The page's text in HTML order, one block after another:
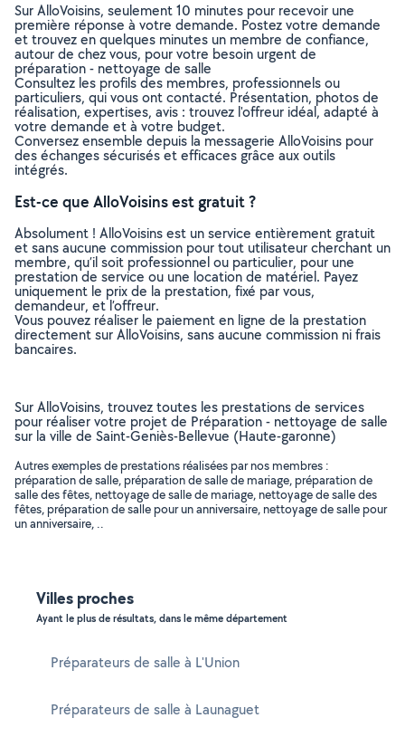
Sur AlloVoisins, seulement 10 minutes pour recevoir une
première réponse à votre demande. Postez votre demande
et trouvez en quelques minutes un membre de confiance,
autour de chez vous, pour votre besoin urgent de
préparation - nettoyage de salle
Consultez les profils des membres, professionnels ou
particuliers, qui vous ont contacté. Présentation, photos de
réalisation, expertises, avis : trouvez l'offreur idéal, adapté à
votre demande et à votre budget.
Conversez ensemble depuis la messagerie AlloVoisins pour
des échanges sécurisés et efficaces grâce aux outils
intégrés.
Est-ce que AlloVoisins est gratuit ?
Absolument ! AlloVoisins est un service entièrement gratuit
et sans aucune commission pour tout utilisateur cherchant un
membre, qu’il soit professionnel ou particulier, pour une
prestation de service ou une location de matériel. Payez
uniquement le prix de la prestation, fixé par vous,
demandeur, et l’offreur.
Vous pouvez réaliser le paiement en ligne de la prestation
directement sur AlloVoisins, sans aucune commission ni frais
bancaires.
Sur AlloVoisins, trouvez toutes les prestations de services
pour réaliser votre projet de Préparation - nettoyage de salle
sur la ville de Saint-Geniès-Bellevue (Haute-garonne)
Autres exemples de prestations réalisées par nos membres :
préparation de salle, préparation de salle de mariage, préparation de
salle des fêtes, nettoyage de salle de mariage, nettoyage de salle des
fêtes, préparation de salle pour un anniversaire, nettoyage de salle pour
un anniversaire, ..
Villes proches
Ayant le plus de résultats, dans le même département
Préparateurs de salle à L'Union
Préparateurs de salle à Launaguet